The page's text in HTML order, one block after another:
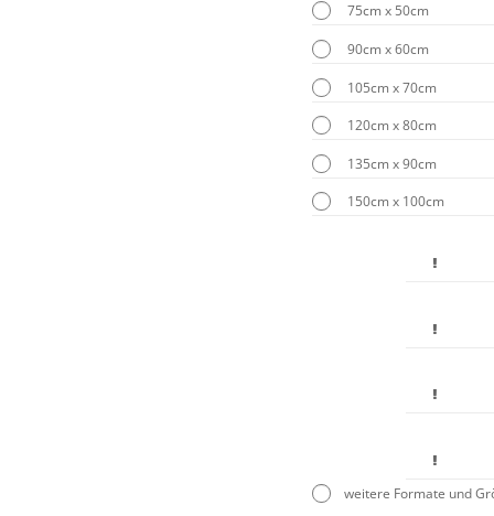
75cm x 50cm
90cm x 60cm
105cm x 70cm
120cm x 80cm
135cm x 90cm
150cm x 100cm
weitere Formate und